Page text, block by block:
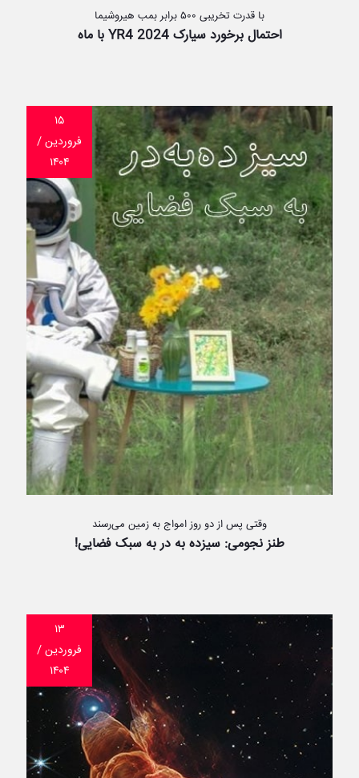
با قدرت تخریبی ۵۰۰ برابر بمب هیروشیما
احتمال برخورد سیارک 2024 YR4 با ماه
۱۵
فروردین /
۱۴۰۴
وقتی پس از دو روز امواج به زمین می‌رسند
طنز نجومی: سیزده به در به سبک فضایی!
۱۳
فروردین /
۱۴۰۴